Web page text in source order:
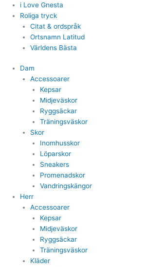
i Love Gnesta
Roliga tryck
Citat & ordspråk
Ortsnamn Latitud
Världens Bästa
Dam
Accessoarer
Kepsar
Midjeväskor
Ryggsäckar
Träningsväskor
Skor
Inomhusskor
Löparskor
Sneakers
Promenadskor
Vandringskängor
Herr
Accessoarer
Kepsar
Midjeväskor
Ryggsäckar
Träningsväskor
Kläder